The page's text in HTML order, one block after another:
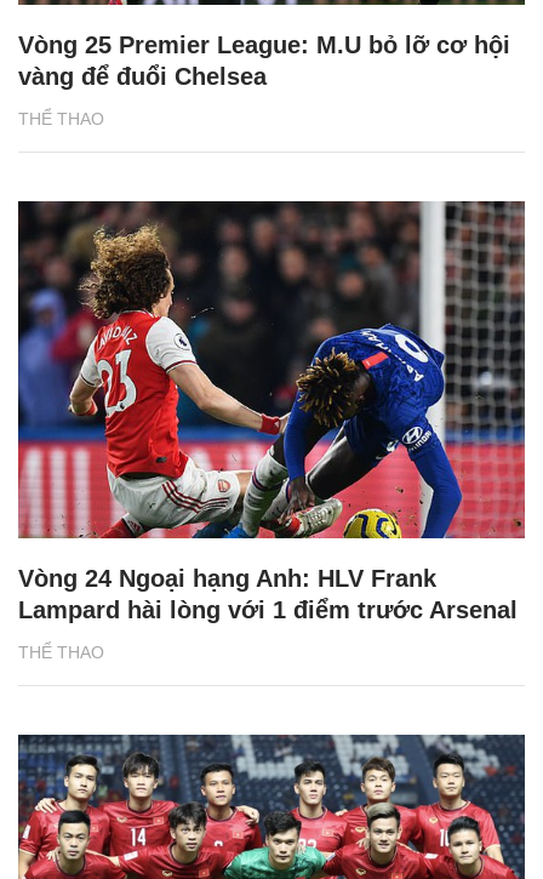
THỂ THAO
Vòng 25 Premier League: M.U bỏ lỡ cơ hội
vàng để đuổi Chelsea
THỂ THAO
Vòng 24 Ngoại hạng Anh: HLV Frank
Lampard hài lòng với 1 điểm trước Arsenal